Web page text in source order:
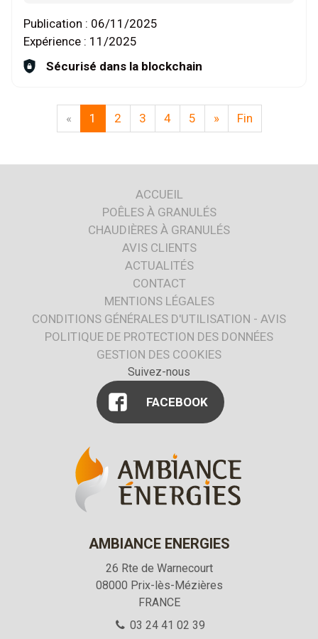
Publication : 06/11/2025
Expérience : 11/2025
Sécurisé dans la blockchain
« 1 2 3 4 5 » Fin
ACCUEIL
POÊLES À GRANULÉS
CHAUDIÈRES À GRANULÉS
AVIS CLIENTS
ACTUALITÉS
CONTACT
MENTIONS LÉGALES
CONDITIONS GÉNÉRALES D'UTILISATION - AVIS
POLITIQUE DE PROTECTION DES DONNÉES
GESTION DES COOKIES
Suivez-nous
FACEBOOK
AMBIANCE ENERGIES
26 Rte de Warnecourt
08000 Prix-lès-Mézières
FRANCE
03 24 41 02 39